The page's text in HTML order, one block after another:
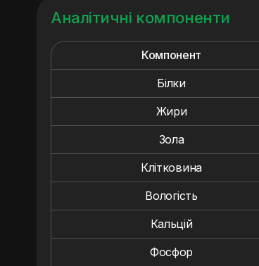
Аналітичні компоненти
Компонент
Білки
Жири
Зола
Клітковина
Вологість
Кальцій
Фосфор